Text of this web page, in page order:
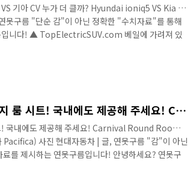
기아 CV 누가 더 클까? Hyundai ioniq5 VS Kia CV
구름 "단순 감"이 아닌 정확한 "수치자료"를 통해
입니다! ▲ TopElectricSUV.com 베일에 가려져 있
데 전기차 시대에 새로운 인터페이스가 제공되네요!
미니밴 카니발에 놀라운 라운지 룸 시트! 국내에도 제공해 주세요! Carnival Round Room Seat! (feat 포드 ford F150, 퍼시피카 Pacifica)
! 국내에도 제공해 주세요! Carnival Round Room
사진 현대자동차 | 글, 연못구름 "감"이 아닌
를 제시하는 연못구름입니다! 안녕하세요? 연못구